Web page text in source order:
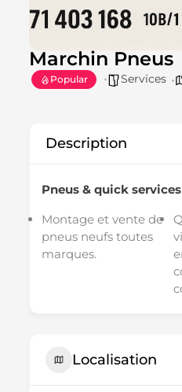
Marchin Pneus
Popular Services
Description
Pneus & quick
Montage et vente de
pneus neufs toutes
marques.
Localisation